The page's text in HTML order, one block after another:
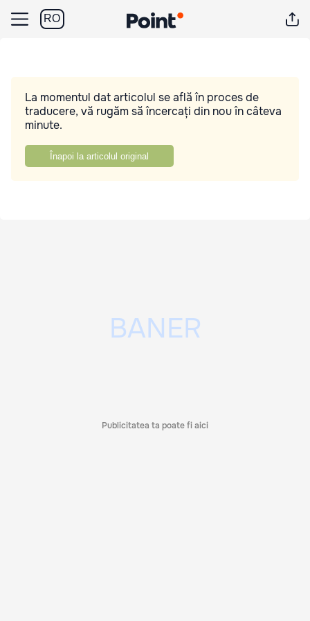
RO
La momentul dat articolul se află în proces de
traducere, vă rugăm să încercați din nou în câteva
minute.
Înapoi la articolul original
Publicitatea ta poate fi aici